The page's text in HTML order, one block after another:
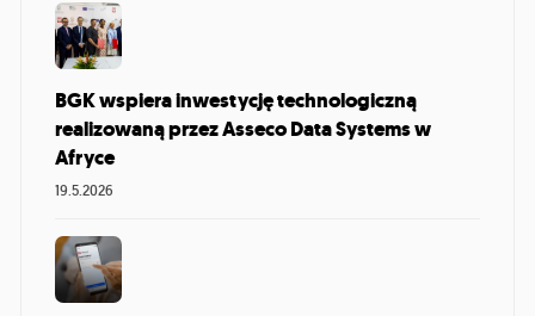
BGK wspiera inwestycję technologiczną
realizowaną przez Asseco Data Systems w
Afryce
19.5.2026